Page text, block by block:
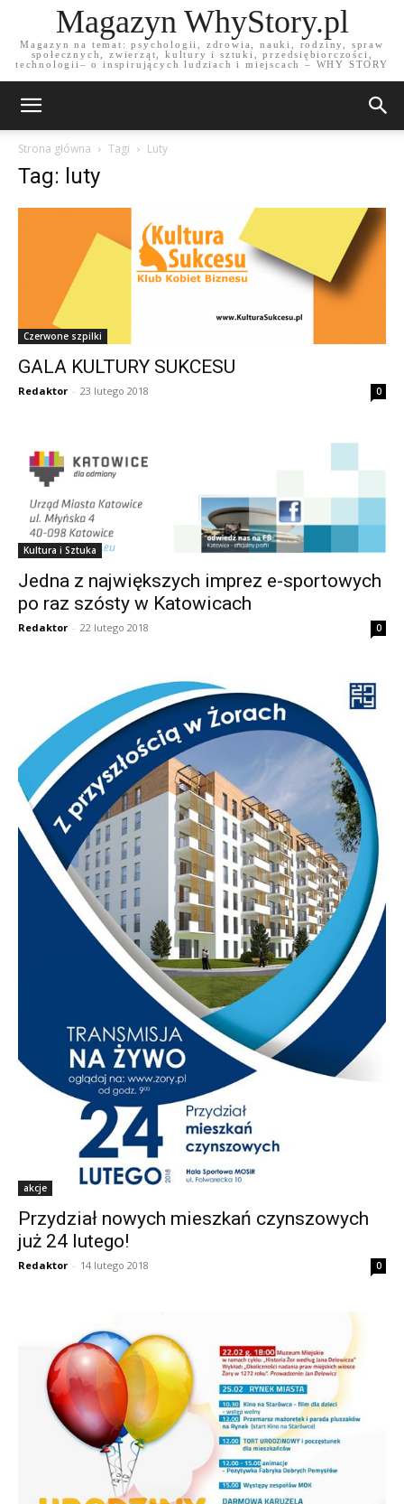
Magazyn WhyStory.pl
Magazyn na temat: psychologii, zdrowia, nauki, rodziny, spraw
społecznych, zwierząt, kultury i sztuki, przedsiębiorczości,
technologii– o inspirujących ludziach i miejscach – WHY STORY
Strona główna Tagi Luty
Tag: luty
Czerwone szpilki
GALA KULTURY SUKCESU
Redaktor - 23 lutego 2018 0
Kultura i Sztuka
Jedna z największych imprez e-sportowych
po raz szósty w Katowicach
Redaktor - 22 lutego 2018 0
akcje
Przydział nowych mieszkań czynszowych
już 24 lutego!
Redaktor - 14 lutego 2018 0